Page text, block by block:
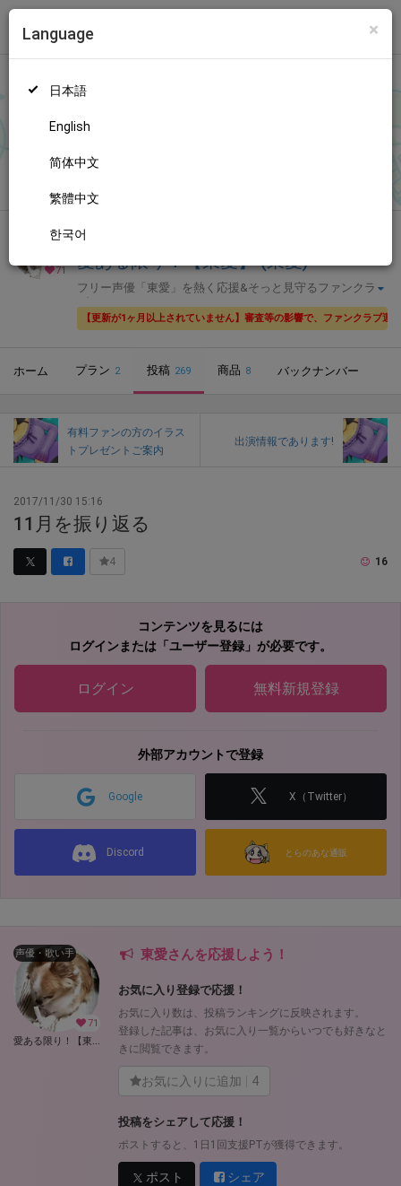
トップ
×
Language
日本語
English
简体中文
繁體中文
한국어
が応援しています。
71
全年齢向け
愛ある限り！【東愛】 (東愛)
フリー声優「東愛」を熱く応援&そっと見守るファンクラ
【更新が1ヶ月以上されていません】審査等の影響で、ファンクラブ
ホーム プラン 2 投稿 269 商品 8 バックナンバー
有料ファンの方のイラス
トプレゼントご案内
出演情報であります!
2017/11/30 15:16
11月を振り返る
4 16
コンテンツを見るには
ログインまたは「ユーザー登録」が必要です。
ログイン 無料新規登録
外部アカウントで登録
Google X（Twitter）
Discord とらのあな通販
71
声優・歌い手
愛ある限り！【東愛】 (東愛)
東愛さんを応援しよう！
お気に入り登録で応援！
お気に入り数は、投稿ランキングに反映されます。
登録した記事は、お気に入り一覧からいつでも好きなと
きに閲覧できます。
お気に入りに追加 4
投稿をシェアして応援！
ポストすると、1日1回支援PTが獲得できます。
ポスト シェア